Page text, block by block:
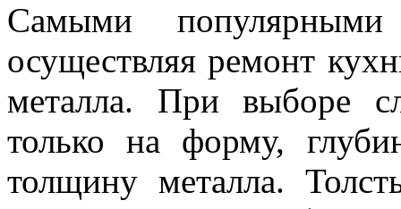
Самыми
осуществляя ремонт
металла. При выборе
только на форму,
толщину металла.